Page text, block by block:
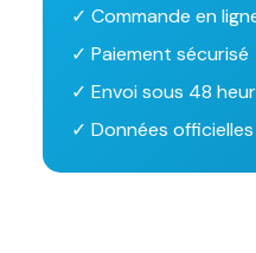
✓ Commande en
✓ Paiement sécurisé
✓ Envoi sous 48
✓ Données